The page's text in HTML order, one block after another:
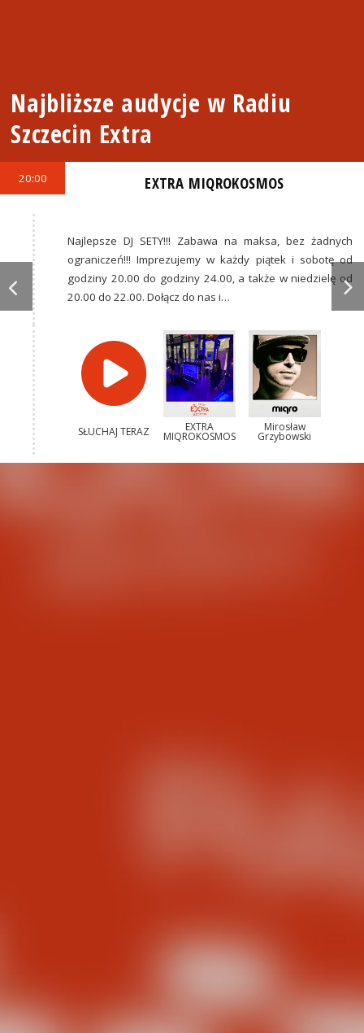
Najbliższe audycje w Radiu
Szczecin Extra
20:00 EXTRA MIQROKOSMOS
Najlepsze DJ SETY!!! Zabawa na maksa, bez żadnych
ograniczeń!!! Imprezujemy w każdy piątek i sobotę od
godziny 20.00 do godziny 24.00, a także w niedzielę od
20.00 do 22.00. Dołącz do nas i…
SŁUCHAJ TERAZ EXTRA
MIQROKOSMOS
Mirosław
Grzybowski